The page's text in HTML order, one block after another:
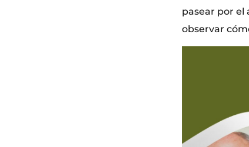
pasear por el
observar